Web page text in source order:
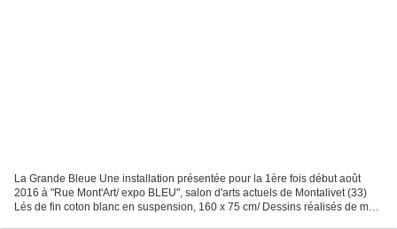
La Grande Bleue Une installation présentée pour la 1ère fois début août
2016 à "Rue Mont'Art/ expo BLEU", salon d'arts actuels de Montalivet (33)
Lés de fin coton blanc en suspension, 160 x 75 cm/ Dessins réalisés de mai